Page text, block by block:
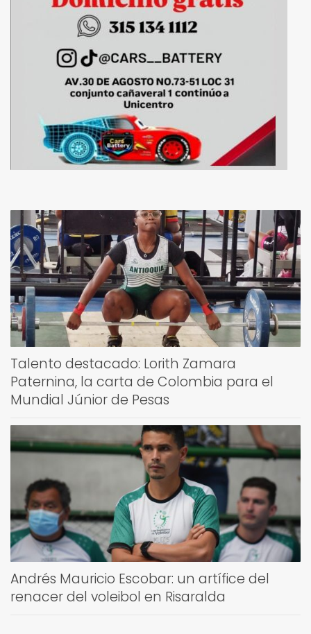
Talento destacado: Lorith Zamara
Paternina, la carta de Colombia para el
Mundial Júnior de Pesas
Andrés Mauricio Escobar: un artífice del
renacer del voleibol en Risaralda